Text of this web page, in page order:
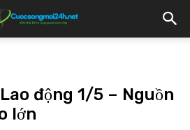
động 1/5 – Nguồn
lớn